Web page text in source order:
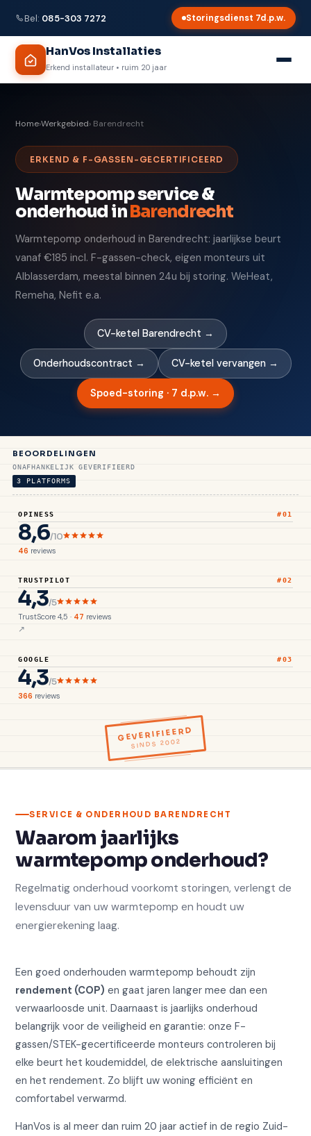
Bel: 085-303 7272 Storingsdienst 7d.p.w.
HanVos Installaties
Erkend installateur • ruim 20 jaar
Home›Werkgebied› Barendrecht
ERKEND & F-GASSEN-GECERTIFICEERD
Warmtepomp service &
onderhoud inBarendrecht
Warmtepomp onderhoud in Barendrecht: jaarlijkse beurt
vanaf €185 incl. F-gassen-check, eigen monteurs uit
Alblasserdam, meestal binnen 24u bij storing. WeHeat,
Remeha, Nefit e.a.
CV-ketel Barendrecht →
Onderhoudscontract → CV-ketel vervangen →
Spoed-storing · 7 d.p.w. →
BEOORDELINGEN
ONAFHANKELIJK GEVERIFIEERD
3 PLATFORMS
OPINESS #01
8,6/10
46 reviews
TRUSTPILOT #02
4,3/5
TrustScore 4,5 · 47 reviews
GOOGLE #03
4,3/5
366 reviews
GEVERIFIEERD
SINDS 2002
SERVICE & ONDERHOUD BARENDRECHT
Waarom jaarlijks
warmtepomp onderhoud?
Regelmatig onderhoud voorkomt storingen, verlengt de
levensduur van uw warmtepomp en houdt uw
energierekening laag.
Een goed onderhouden warmtepomp behoudt zijn
rendement (COP) en gaat jaren langer mee dan een
verwaarloosde unit. Daarnaast is jaarlijks onderhoud
belangrijk voor de veiligheid en garantie: onze F-
gassen/STEK-gecertificeerde monteurs controleren bij
elke beurt het koudemiddel, de elektrische aansluitingen
en het rendement. Zo blijft uw woning efficiënt en
comfortabel verwarmd.
HanVos is al meer dan ruim 20 jaar actief in de regio Zuid-